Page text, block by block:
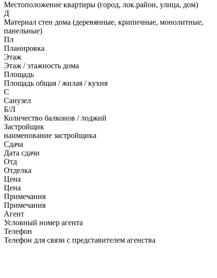
Местоположение квартиры (город, лок.район, улица, дом)
Д
Материал стен дома (деревянные, крипичные, монолитные,
панельные)
Пл
Планировка
Этаж
Этаж / этажность дома
Площадь
Площадь общая / жилая / кухня
C
Санузел
Б/Л
Количество балконов / лоджий
Застройщик
наименование застройщика
Сдача
Дата сдачи
Отд
Отделка
Цена
Цена
Примечания
Примечания
Агент
Условный номер агента
Телефон
Телефон для связи с представителем агенства